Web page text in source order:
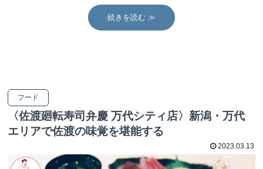
続きを読む ≫
フード
〈佐渡廻転寿司弁慶 万代シティ店〉新潟・万代
エリアで佐渡の味覚を堪能する
2023.03.13